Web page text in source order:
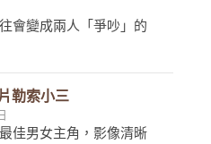
會變成兩人「爭吵」的
勒索小三
佳男女主角，影像清晰